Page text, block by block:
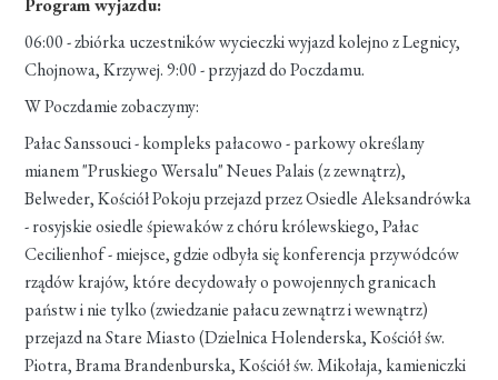
Program wyjazdu:
06:00 - zbiórka uczestników wycieczki wyjazd kolejno z Legnicy,
Chojnowa, Krzywej. 9:00 - przyjazd do Poczdamu.
W Poczdamie zobaczymy:
Pałac Sanssouci - kompleks pałacowo - parkowy określany
mianem "Pruskiego Wersalu" Neues Palais (z zewnątrz),
Belweder, Kościół Pokoju przejazd przez Osiedle Aleksandrówka
- rosyjskie osiedle śpiewaków z chóru królewskiego, Pałac
Cecilienhof - miejsce, gdzie odbyła się konferencja przywódców
rządów krajów, które decydowały o powojennych granicach
państw i nie tylko (zwiedzanie pałacu zewnątrz i wewnątrz)
przejazd na Stare Miasto (Dzielnica Holenderska, Kościół św.
Piotra, Brama Brandenburska, Kościół św. Mikołaja, kamieniczki